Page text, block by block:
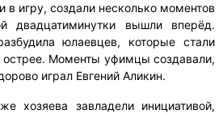
игру, создали несколько моментов
двадцатиминутки вышли вперёд.
юлаевцев, которые стали
острее. Моменты уфимцы создавали,
играл Евгений Аликин.
хозяева завладели инициативой,